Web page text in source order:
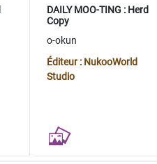
DAILY MOO-TING : Herd
Copy
o-okun
Éditeur : NukooWorld
Studio